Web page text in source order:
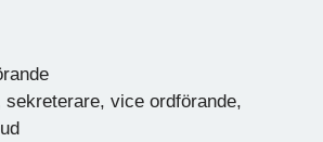
sekreterare, vice ordförande,